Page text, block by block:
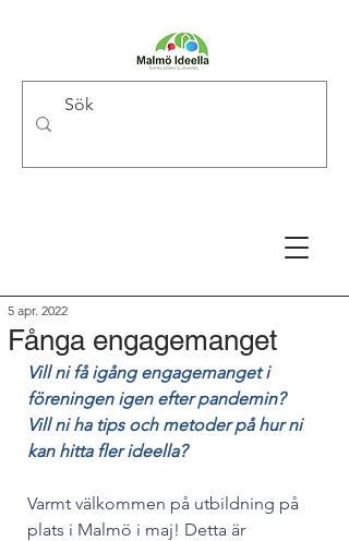
Fånga engagemanget
5 apr. 2022
Vill ni få igång engagemanget i
föreningen igen efter pandemin?
Vill ni ha tips och metoder på hur ni
kan hitta fler ideella?
Varmt välkommen på utbildning på
plats i Malmö i maj! Detta är